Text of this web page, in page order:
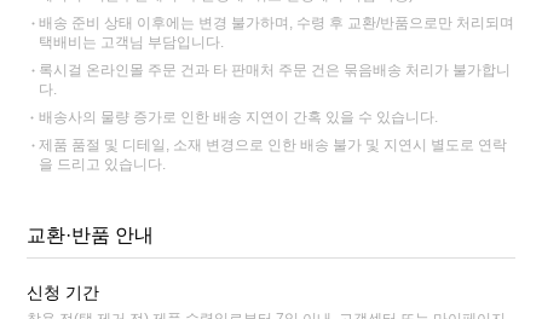
배송 준비 상태 이후에는 변경 불가하며, 수령 후 교환/반품으로만 처리되며
택배비는 고객님 부담입니다.
록시걸 온라인몰 주문 건과 타 판매처 주문 건은 묶음배송 처리가 불가합니
다.
배송사의 물량 증가로 인한 배송 지연이 간혹 있을 수 있습니다.
제품 품절 및 디테일, 소재 변경으로 인한 배송 불가 및 지연시 별도로 연락
을 드리고 있습니다.
교환·반품 안내
신청 기간